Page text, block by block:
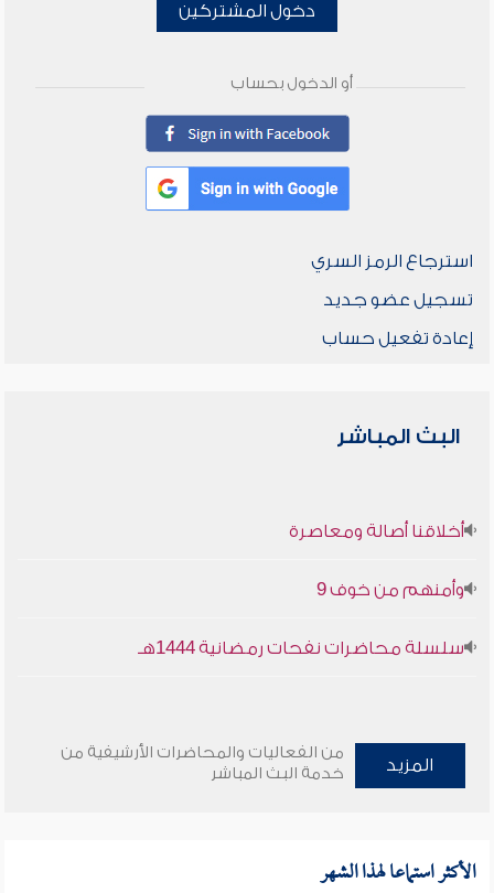
دخول المشتركين
أو الدخول بحساب
استرجاع الرمز السري
تسجيل عضو جديد
إعادة تفعيل حساب
البث المباشر
أخلاقنا أصالة ومعاصرة
وأمنهم من خوف 9
سلسلة محاضرات نفحات رمضانية 1444هـ
المزيد
من الفعاليات والمحاضرات الأرشيفية من
خدمة البث المباشر
الأكثر استماعا لهذا الشهر